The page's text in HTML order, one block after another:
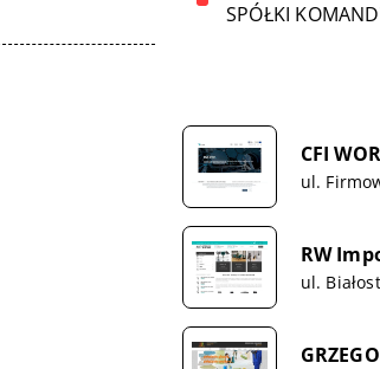
SPÓŁKI
CFI
ul.
RW
ul.